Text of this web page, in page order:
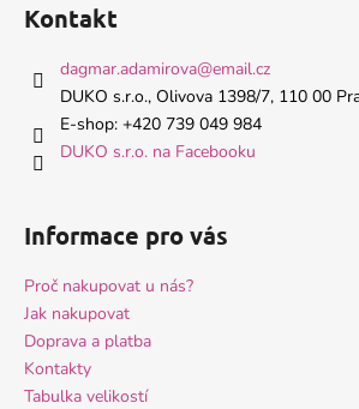
Kontakt
dagmar.adamirova@email.cz
DUKO s.r.o., Olivova 1398/7, 110 00
E-shop: +420 739 049 984
DUKO s.r.o. na Facebooku
Informace pro vás
Proč nakupovat u nás?
Jak nakupovat
Doprava a platba
Kontakty
Tabulka velikostí